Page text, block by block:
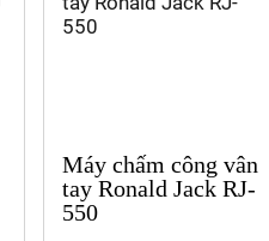
Máy chấm công vân
tay Ronald Jack RJ-
550